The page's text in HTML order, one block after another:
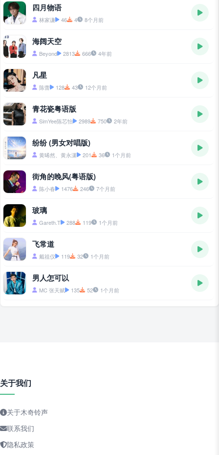
四月物语
林家谦 46 4 8个月前
海阔天空
Beyond 2813 666 4年前
凡星
陈蕾 128 43 12个月前
青花瓷粤语版
SimYee陈芯怡 2989 750 2年前
纷纷 (男女对唱版)
黄晞然、黄永潇 201 36 1个月前
街角的晚风(粤语版)
陈小春 1476 246 7个月前
玻璃
Gareth.T 288 119 1个月前
飞常道
戴祖仪 119 32 1个月前
男人怎可以
MC 张天赋 135 52 1个月前
关于我们
关于木奇铃声
联系我们
隐私政策